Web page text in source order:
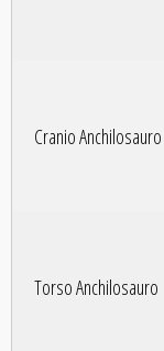
Cranio Anchilosauro
Torso Anchilosauro